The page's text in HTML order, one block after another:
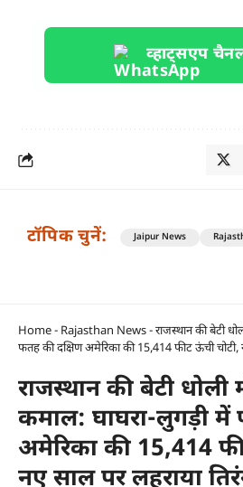
व्हाट्सएप
टॉपिक चुनें: Jaipur News
Home- Rajasthan News-राजस्थान की बेटी
फतह की दक्षिण अमेरिका की 15,414 फीट ऊंची चोटी,
राजस्थान की बेटी धोली
कमाल: घाघरा-लुगड़ी में
अमेरिका की 15,414
नए साल पर लहराया